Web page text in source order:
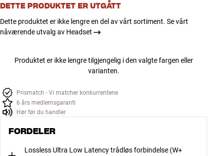
DETTE PRODUKTET ER UTGÅTT
Dette produktet er ikke lengre en del av vårt sortiment. Se vårt
nåværende utvalg av Headset
Produktet er ikke lengre tilgjengelig i den valgte fargen eller
varianten.
Prismatch - Vi matcher konkurrentene
6 års medlemsgaranti
Hør før du handler
FORDELER
Lossless Ultra Low Latency trådløs forbindelse (W+